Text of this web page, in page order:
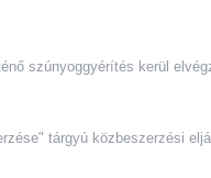
szúnyoggyérítés kerül
tárgyú közbeszerzési